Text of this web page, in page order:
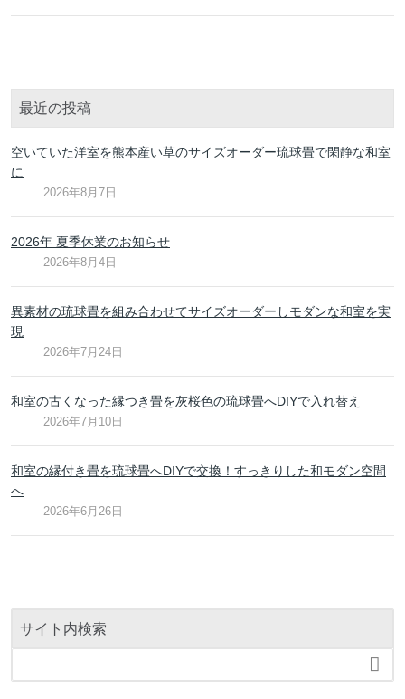
最近の投稿
空いていた洋室を熊本産い草のサイズオーダー琉球畳で閑静な和室
に
2026年8月7日
2026年 夏季休業のお知らせ
2026年8月4日
異素材の琉球畳を組み合わせてサイズオーダーしモダンな和室を実
現
2026年7月24日
和室の古くなった縁つき畳を灰桜色の琉球畳へDIYで入れ替え
2026年7月10日
和室の縁付き畳を琉球畳へDIYで交換！すっきりした和モダン空間
へ
2026年6月26日
サイト内検索
